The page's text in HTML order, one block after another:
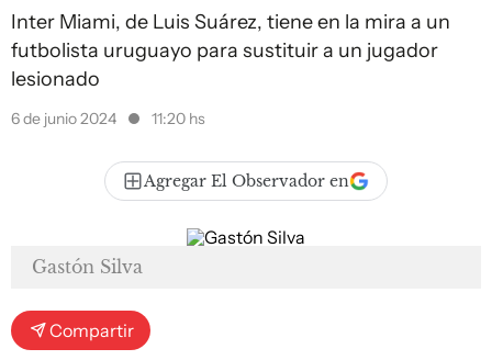
Inter Miami, de Luis Suárez, tiene en la mira a un
futbolista uruguayo para sustituir a un jugador
lesionado
6 de junio 2024 11:20 hs
Agregar El Observador en
Gastón Silva
Compartir